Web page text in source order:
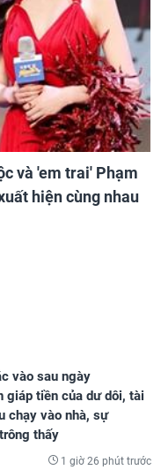
và 'em trai' Phạm
hiện cùng nhau
vào sau ngày
tiền của dư dôi, tài
chạy vào nhà, sự
thấy
1 giờ 26 phút trước